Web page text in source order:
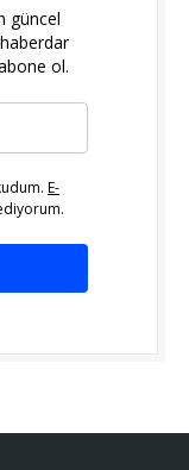
güncel
ol.
E-